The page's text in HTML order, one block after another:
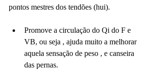
pontos mestres dos tendões (hui).
Promove a circulação do Qi do F e
VB, ou seja , ajuda muito a melhorar
aquela sensação de peso , e canseira
das pernas.